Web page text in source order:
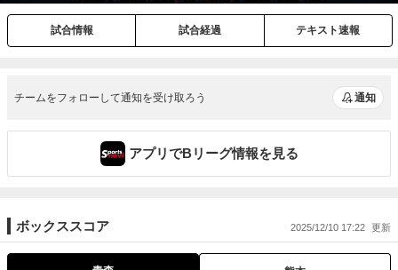
チームをフォローして通知を受け取ろう 通知
アプリでBリーグ情報を見る